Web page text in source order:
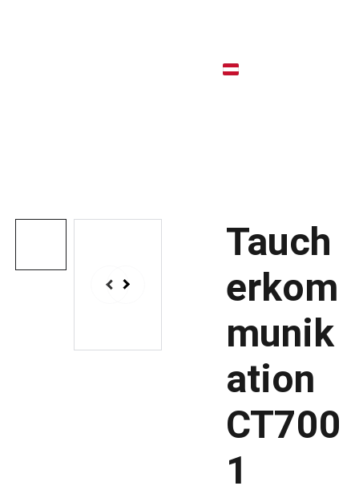
Tauch
erkom
munik
ation
CT700
1